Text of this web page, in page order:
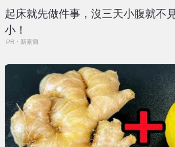
起床就先做件事，沒三天小腹就不
小！
PR・新素簡